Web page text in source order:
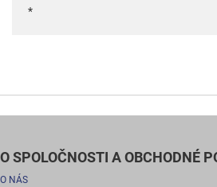
*
O SPOLOČNOSTI A OBCHODNÉ
O NÁS